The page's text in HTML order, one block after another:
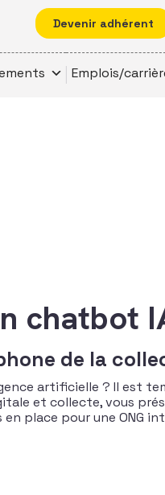
Devenir adhérent
Emplois/
chatbot
de la
artificielle ? Il est
et collecte, vous
place pour une ONG